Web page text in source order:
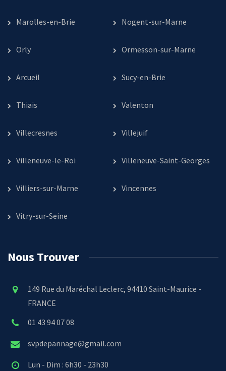
Marolles-en-Brie Nogent-sur-Marne
Orly Ormesson-sur-Marne
Arcueil Sucy-en-Brie
Thiais Valenton
Villecresnes Villejuif
Villeneuve-le-Roi Villeneuve-Saint-Georges
Villiers-sur-Marne Vincennes
Vitry-sur-Seine
Nous Trouver
149 Rue du Maréchal Leclerc, 94410 Saint-Maurice -
FRANCE
01 43 94 07 08
svpdepannage@gmail.com
Lun - Dim : 6h30 - 23h30